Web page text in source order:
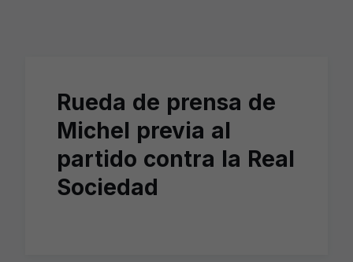
Rueda de prensa de
Michel previa al
partido contra la Real
Sociedad